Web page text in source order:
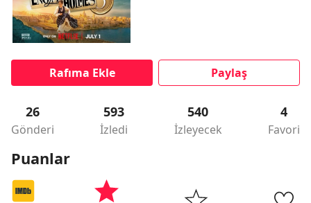
Rafıma Ekle Paylaş
26
Gönderi
593
İzledi
540
İzleyecek
4
Favori
Puanlar